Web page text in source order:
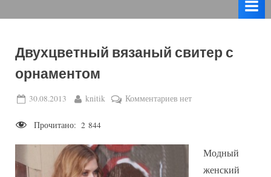
т
о
е
крючком,
вязаные
модели
описанием
Двухцветный вязаный свитер с
орнаментом
Posted
30.08.2013 By
knitik Комментариевкнет
Прочитано: 2 844
Модный
женский